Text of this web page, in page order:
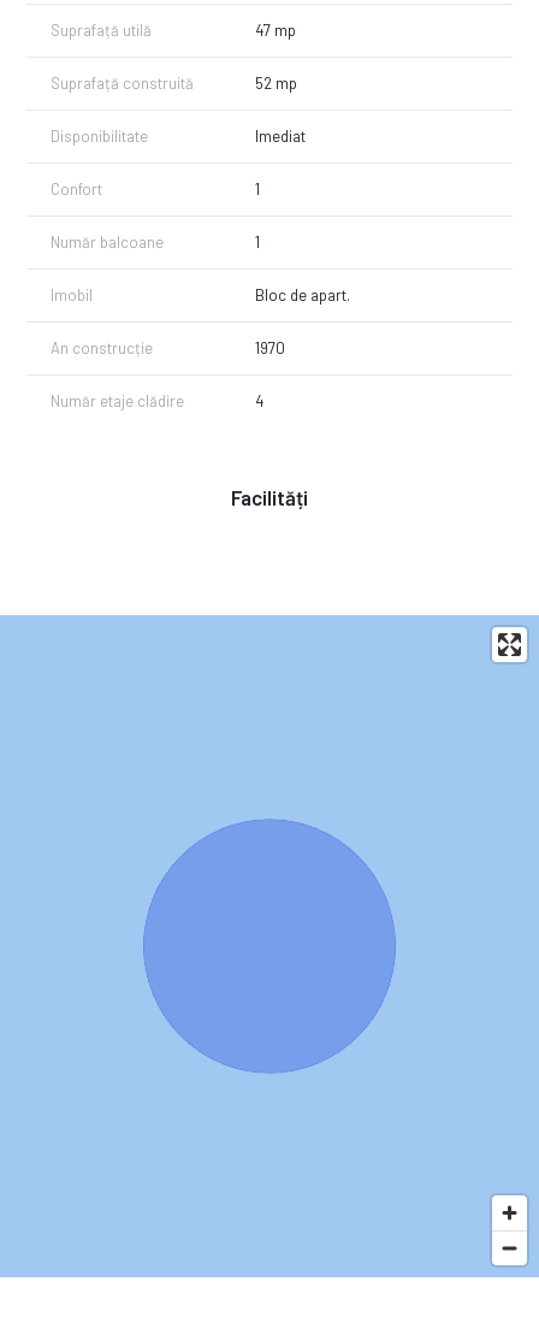
Suprafață utilă 47 mp
Suprafață construită 52 mp
Disponibilitate Imediat
Confort 1
Număr balcoane 1
Imobil Bloc de apart.
An construcție 1970
Număr etaje clădire 4
Facilități